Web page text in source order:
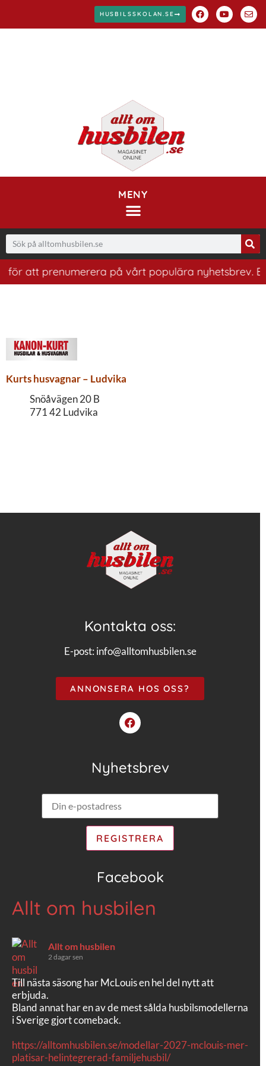
HUSBILSSKOLAN.SE
MENY
för att prenumerera på vårt populära nyhetsbrev.
Kurts husvagnar – Ludvika
Snöåvägen 20 B
771 42 Ludvika
Kontakta oss:
E-post: info@alltomhusbilen.se
ANNONSERA HOS OSS?
Nyhetsbrev
Facebook
Allt om husbilen
Allt om husbilen
2 dagar sen
Till nästa säsong har McLouis en hel del nytt att
erbjuda.
Bland annat har en av de mest sålda husbilsmodellerna
i Sverige gjort comeback.
https://alltomhusbilen.se/modellar-2027-mclouis-mer-
platisar-helintegrerad-familjehusbil/